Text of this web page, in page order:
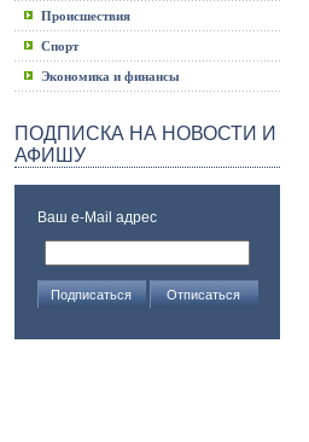
Происшествия
Спорт
Экономика и финансы
ПОДПИСКА НА НОВОСТИ И
АФИШУ
Ваш e-Mail адрес